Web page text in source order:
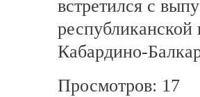
встретился с
Кабардино-
Просмотров: 17